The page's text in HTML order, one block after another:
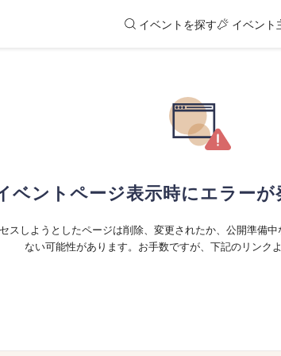
イベントを探す イベント
ベントページ表示時にエラーが
スしようとしたページは削除、変更されたか、公開準備
ない可能性があります。お手数ですが、下記のリンク